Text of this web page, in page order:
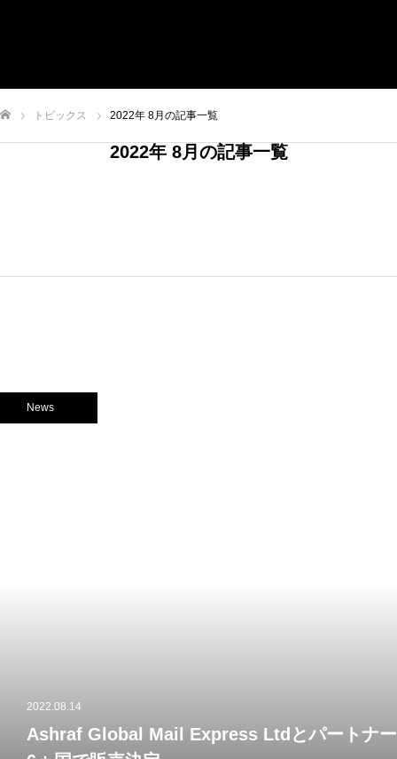
トピックス 2022年 8月の記事一覧
2022年 8月の記事一覧
News
2022.08.14
Ashraf Global Mail Express Ltdとパートナ